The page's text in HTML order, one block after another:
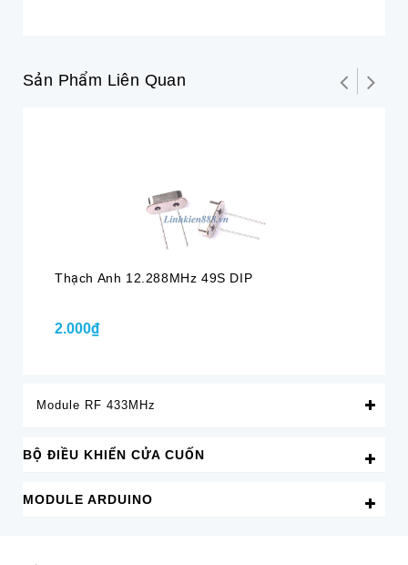
Sản Phẩm Liên Quan
Thạch Anh 12.288MHz 49S DIP
2.000₫
Module RF 433MHz
BỘ ĐIỀU KHIỂN CỬA CUỐN
MODULE ARDUINO